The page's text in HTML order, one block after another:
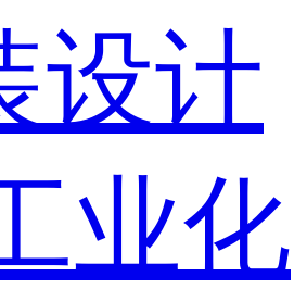
设计
业化